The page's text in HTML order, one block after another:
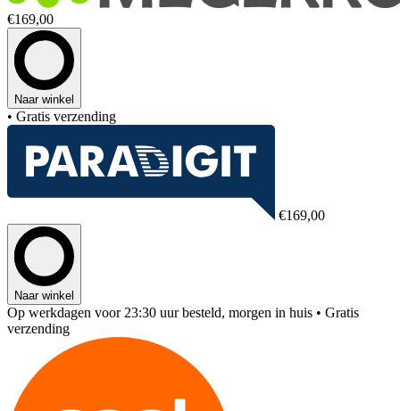
€169,00
Naar winkel
• Gratis verzending
€169,00
Naar winkel
Op werkdagen voor 23:30 uur besteld, morgen in huis • Gratis
verzending